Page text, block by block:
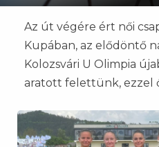
Az út végére ért női
Kupában, az elődöntő
Kolozsvári U Olimpia
aratott felettünk, ezzel